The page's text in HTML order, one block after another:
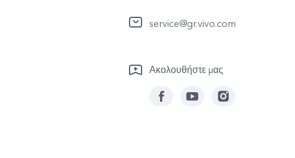
service@gr.vivo.com
Ακολουθήστε μας